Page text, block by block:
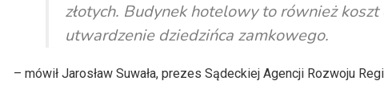
złotych. Budynek hotelowy to również
utwardzenie dziedzińca zamkowego.
– mówił Jarosław Suwała, prezes Sądeckiej Agencji Rozwoju